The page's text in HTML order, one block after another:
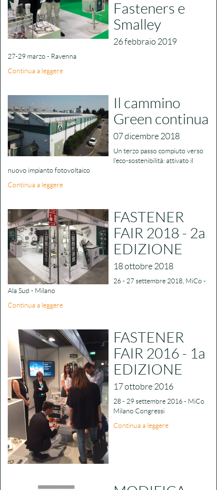
Fasteners e
Smalley
26 febbraio 2019
27-29 marzo - Ravenna
Continua a leggere
Il cammino
Green continua
07 dicembre 2018
Un terzo passo compiuto verso
l'eco-sostenibilità: attivato il
nuovo impianto fotovoltaico
Continua a leggere
FASTENER
FAIR 2018 - 2a
EDIZIONE
18 ottobre 2018
26 - 27 settembre 2018, MiCo -
Ala Sud - Milano
Continua a leggere
FASTENER
FAIR 2016 - 1a
EDIZIONE
17 ottobre 2016
28 - 29 settembre 2016 - MiCo
Milano Congressi
Continua a leggere